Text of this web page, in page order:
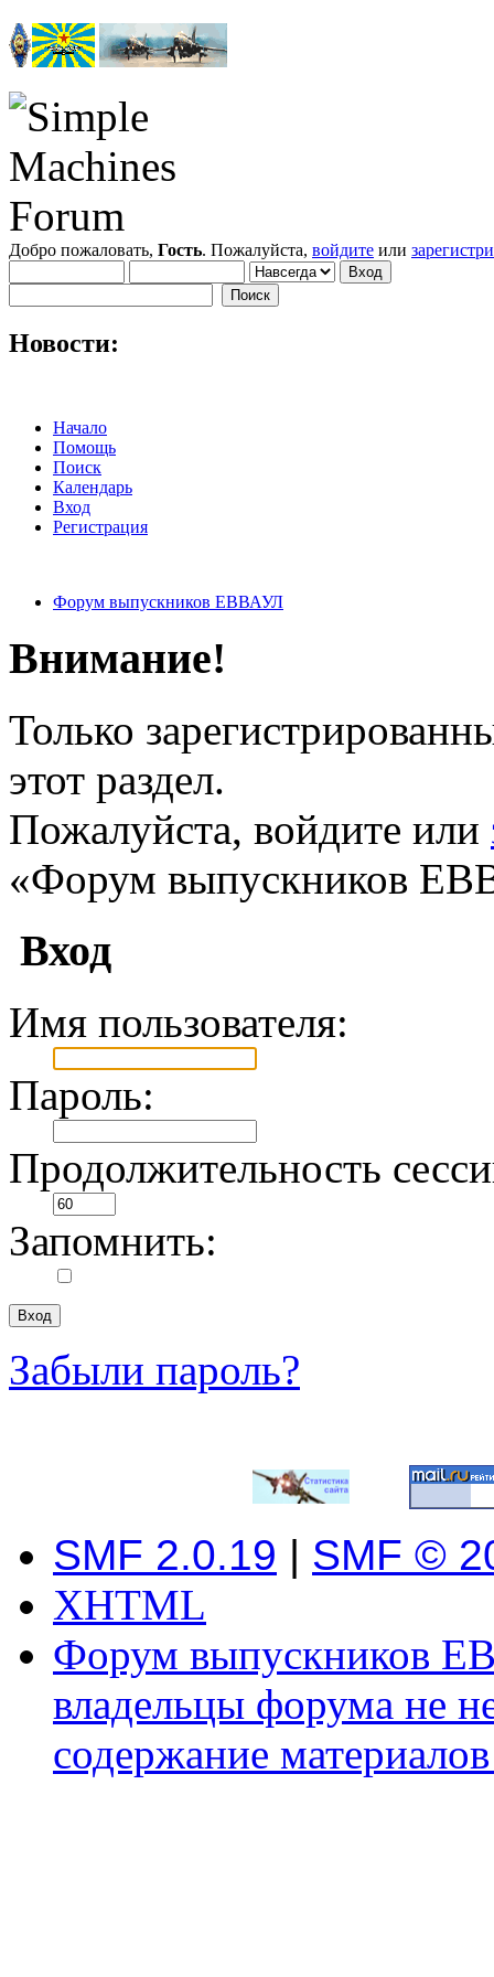
Добро пожаловать, Гость. Пожалуйста, войдите или
Новости:
Начало
Помощь
Поиск
Календарь
Вход
Регистрация
Форум выпускников ЕВВАУЛ
Внимание!
Только
этот раздел.
Пожалуйста, войдите или
«Форум выпускников
Вход
Имя пользователя:
Пароль:
Продолжительность
Запомнить:
Забыли пароль?
SMF 2.0.19 | SMF ©
XHTML
Форум выпускников
владельцы форума не
содержание